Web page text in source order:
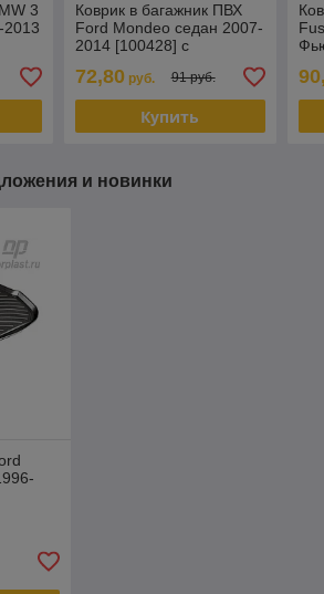
3
2013
Коврик в багажник ПВХ
Ford Mondeo седан 2007-
2014 [100428] с
уменьшенным запасным
колесом (Польша)
72,80руб. 91 руб.
Купить
и новинки